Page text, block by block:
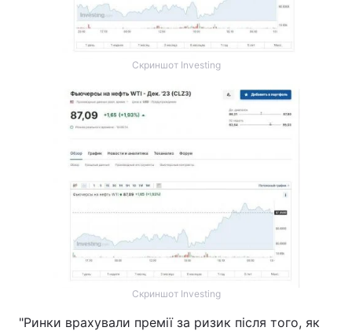
Скриншот Investing
Скриншот Investing
"Ринки врахували премії за ризик після того, як